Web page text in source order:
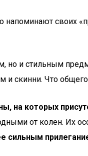
своих
но и стильным
и скинни. Что
которых
от колен. Их
сильным